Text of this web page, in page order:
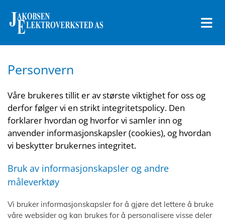
Personvern
Våre brukeres tillit er av største viktighet for oss og
derfor følger vi en strikt integritetspolicy. Den
forklarer hvordan og hvorfor vi samler inn og
anvender informasjonskapsler (cookies), og hvordan
vi beskytter brukernes integritet.
Bruk av informasjonskapsler og andre
måleverktøy
Vi bruker informasjonskapsler for å gjøre det lettere å bruke
våre websider og kan brukes for å personalisere visse deler